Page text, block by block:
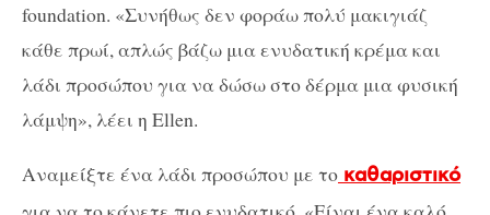
foundation. «Συνήθως δεν φοράω πολύ μακιγιάζ
κάθε πρωί, απλώς βάζω μια ενυδατική κρέμα και
λάδι προσώπου για να δώσω στο δέρμα μια φυσική
λάμψη», λέει η Ellen.
Αναμείξτε ένα λάδι προσώπου με το καθαριστικό